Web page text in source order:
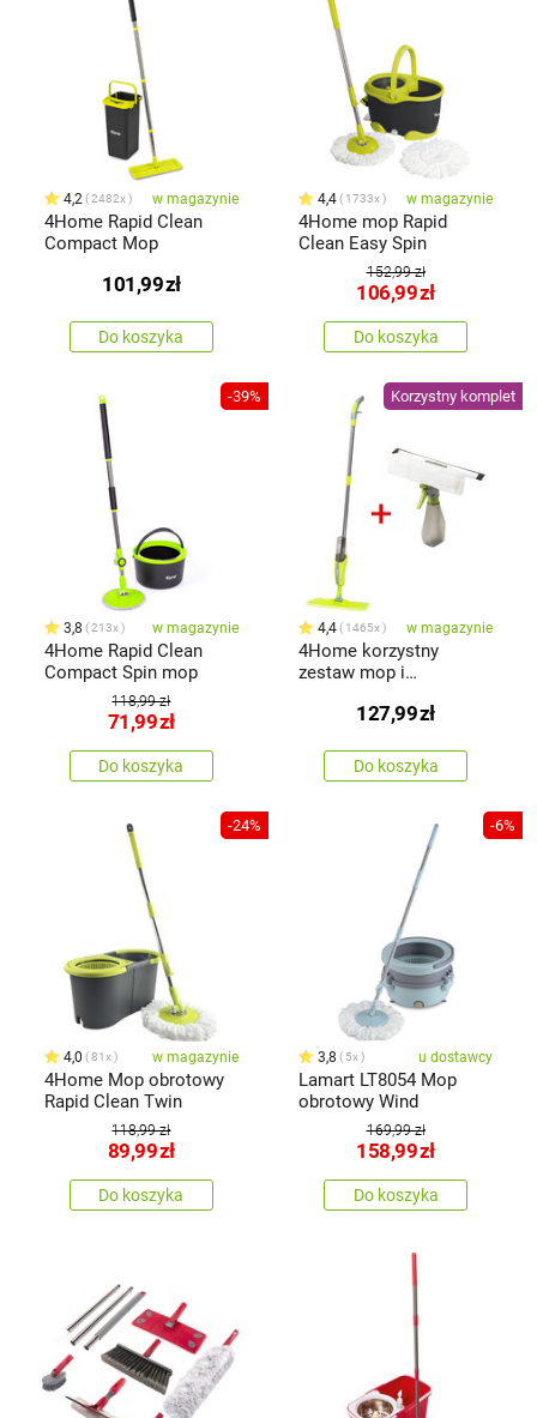
4,2 2482x w magazynie
4Home Rapid Clean
Compact Mop
101,99zł
Do koszyka
4,4 1733x w magazynie
4Home mop Rapid
Clean Easy Spin
152,99 zł
106,99zł
Do koszyka
-39%
3,8 213x w magazynie
4Home Rapid Clean
Compact Spin mop
118,99 zł
71,99zł
Do koszyka
Korzystny komplet
4,4 1465x w magazynie
4Home korzystny
zestaw mop i
127,99zł
Do koszyka
-24%
4,0 81x w magazynie
4Home Mop obrotowy
Rapid Clean Twin
118,99 zł
89,99zł
Do koszyka
-6%
3,8 5x u dostawcy
Lamart LT8054 Mop
obrotowy Wind
169,99 zł
158,99zł
Do koszyka